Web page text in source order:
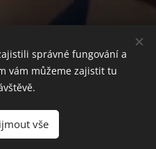
- Klášter
správné fungování a
vám můžeme zajistit tu
vše